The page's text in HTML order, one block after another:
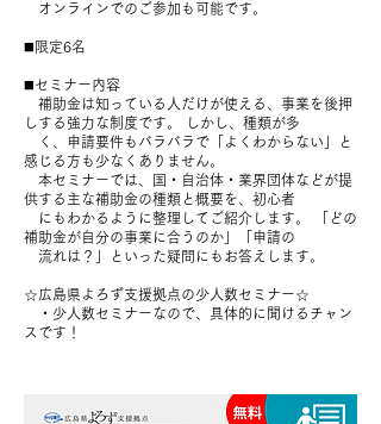
オンラインでのご参加も可能です。
◼️限定6名
◼️セミナー内容
補助金は知っている人だけが使える、事業を後押
しする強力な制度です。 しかし、種類が多
く、申請要件もバラバラで「よくわからない」と
感じる方も少なくありません。
本セミナーでは、国・自治体・業界団体などが提
供する主な補助金の種類と概要を、初心者
にもわかるように整理してご紹介します。 「どの
補助金が自分の事業に合うのか」「申請の
流れは？」といった疑問にもお答えします。
☆広島県よろず支援拠点の少人数セミナー☆
・少人数セミナーなので、具体的に聞けるチャン
スです！